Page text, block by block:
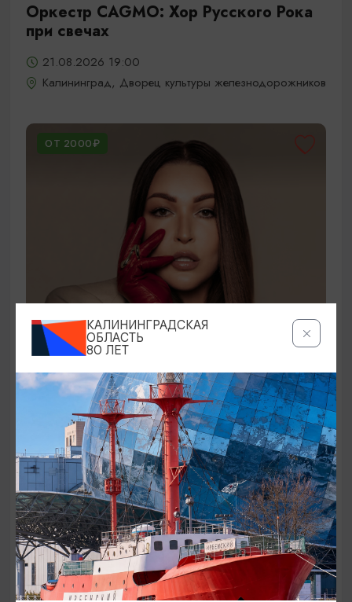
Оркестр CAGMO: Хор Русского Рока
при свечах
21.08.2026 19:00
Калининград, Дворец культуры железнодорожников
ОТ 2000₽
КОНЦЕРТЫ
Ирина Дубцова
21.08.2026 19:00
Светлогорск, Театр эстрады «Янтарь-холл»
ОТ 60₽
КАЛИНИНГРАДСКАЯ
ОБЛАСТЬ
80 ЛЕТ